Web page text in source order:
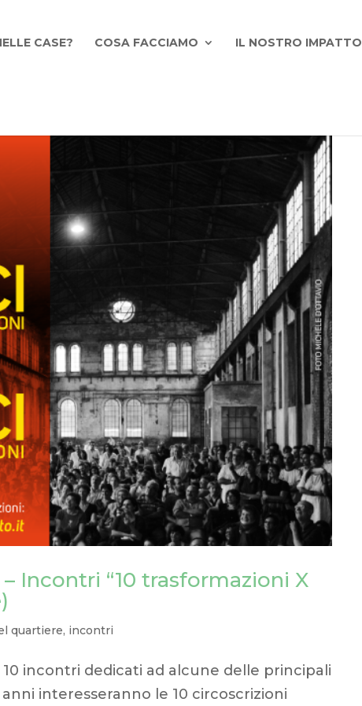
CASE? COSA FACCIAMO IL NOSTRO IMPATTO
Incontri “10 trasformazioni X
quartiere, incontri
incontri dedicati ad alcune delle principali
interesseranno le 10 circoscrizioni